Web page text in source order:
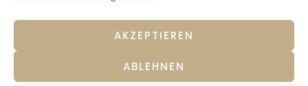
AKZEPTIEREN
ABLEHNEN
Menschen